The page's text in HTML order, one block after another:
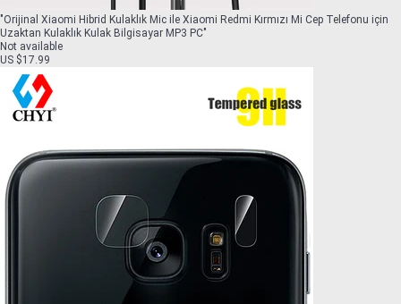
"Orijinal Xiaomi Hibrid Kulaklık Mic ile Xiaomi Redmi Kırmızı Mi Cep Telefonu için
Uzaktan Kulaklık Kulak Bilgisayar MP3 PC"
Not available
US $17.99